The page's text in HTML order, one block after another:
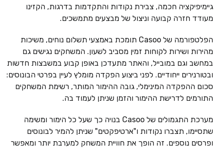
גיימיפיקציה חכמה, צבירת נקודות והתקדמות בדרגות, הקזינו
מעודד חזרה קבועה וניצול של מבצעים מתמשכים.
הפלטפורמה של Casoo תומכת באמצעי תשלום נוחים, משיכות
מהירות ושירות לקוחות זמין מסביב לשעון. המשחקים נגישים גם
במחשב וגם במובייל, והאתר מתעדכן באופן קבוע במשבצות חדשות
ובטורנירים ייחודיים. לפני ביצוע הפקדה מומלץ לעיין בפרטי הבונוסים:
סכום ההפקדה המינימלי, גובה ההימור המותר, רשימת המשחקים
התורמים לדרישת ההימור והזמן שניתן לעמוד בה.
מערכת התגמולים של Casoo בנויה כך שעל כל הימור ומשימה
שתסיימו, תצברו נקודות ו"ארטיפקטים" שניתן להמיר לבונוסים
ופרסים נוספים. זה הופך את חוויית המשחק למערבת יותר ומאפשר